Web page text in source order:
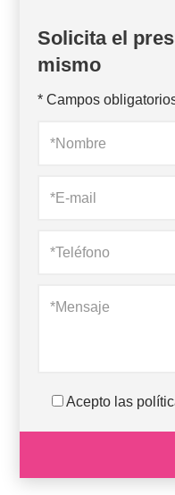
Solicita el
mismo
* Campos
Acepto las